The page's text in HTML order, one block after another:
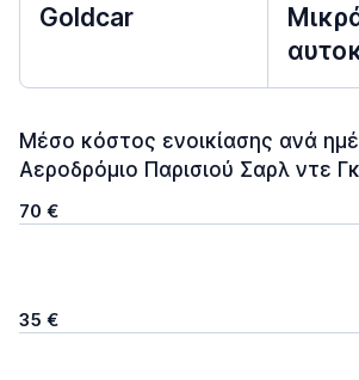
Goldcar
Μέσο κόστος ενοικίασης ανά
Αεροδρόμιο Παρισιού Σαρλ ντε
70 €
35 €